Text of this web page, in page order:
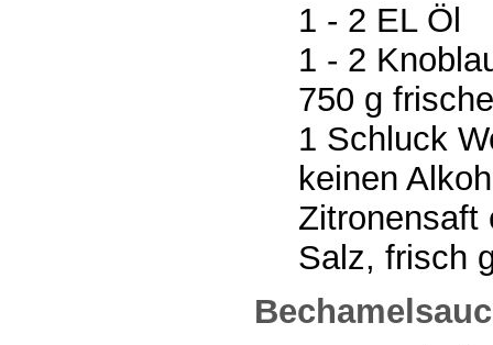
1 - 2 EL Öl
1 - 2
750 g
1 Schluck
keinen
Zitronensaft
Salz, frisch